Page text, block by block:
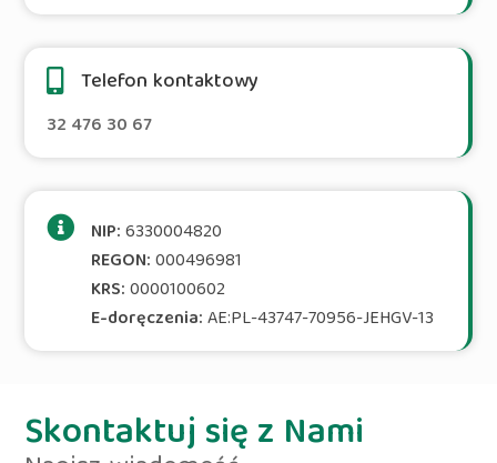
Telefon kontaktowy
32 476 30 67
NIP:6330004820
REGON:000496981
KRS:0000100602
E-doręczenia:AE:PL-43747-70956-JEHGV-13
Skontaktuj się z Nami